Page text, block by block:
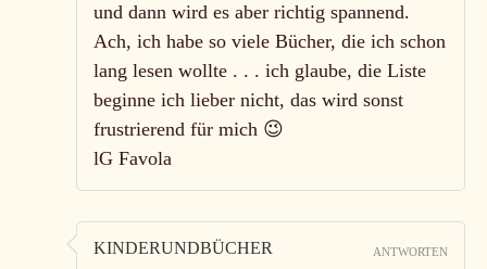
und dann wird es aber richtig spannend.
Ach, ich habe so viele Bücher, die ich schon
lang lesen wollte . . . ich glaube, die Liste
beginne ich lieber nicht, das wird sonst
frustrierend für mich 😉
lG Favola
KINDERUNDBÜCHER ANTWORTEN